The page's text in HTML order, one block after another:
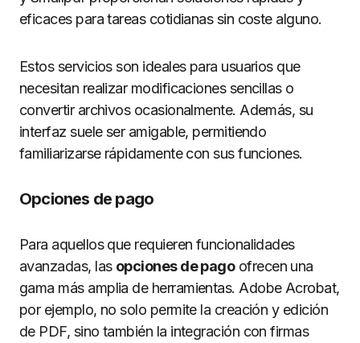
eficaces para tareas cotidianas sin coste alguno.
Estos servicios son ideales para usuarios que
necesitan realizar modificaciones sencillas o
convertir archivos ocasionalmente. Además, su
interfaz suele ser amigable, permitiendo
familiarizarse rápidamente con sus funciones.
Opciones de pago
Para aquellos que requieren funcionalidades
avanzadas, las opciones de pagoofrecen una
gama más amplia de herramientas. Adobe Acrobat,
por ejemplo, no solo permite la creación y edición
de PDF, sino también la integración con firmas